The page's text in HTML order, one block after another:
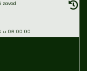
zavod
u 06:00:00